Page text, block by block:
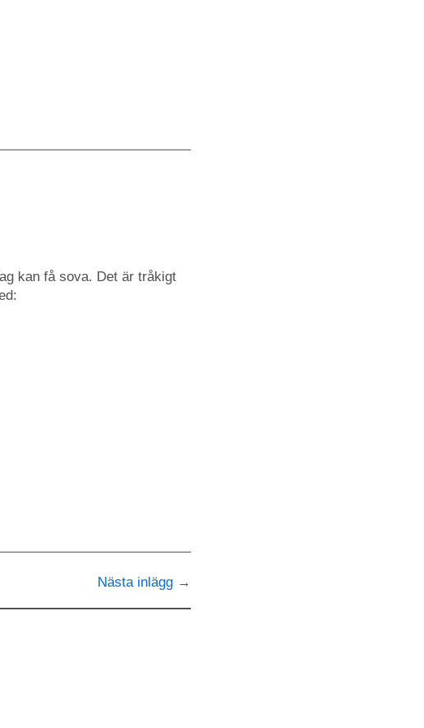
kan få sova. Det är tråkigt
Nästa inlägg